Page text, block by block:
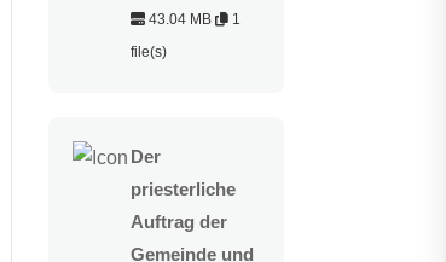
43.04 MB
1
file(s)
Der
priesterliche
Auftrag der
Gemeinde und